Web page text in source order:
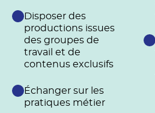
Disposer des
productions issues
des groupes de
travail et de
contenus exclusifs
Échanger sur les
pratiques métier